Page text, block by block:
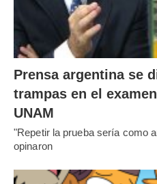
Prensa argentina se
trampas en el
UNAM
"Repetir la prueba sería como
opinaron